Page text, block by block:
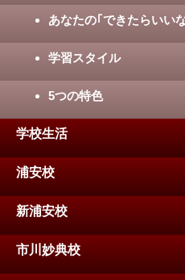
あなたの｢できたらいい
学習スタイル
5つの特色
学校生活
浦安校
新浦安校
市川妙典校